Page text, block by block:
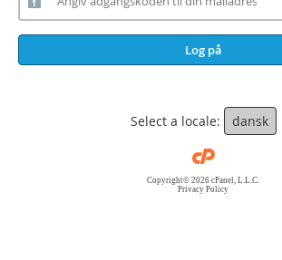
Log på
Select a locale: dansk
Copyright© 2026 cPanel, L.L.C.
Privacy Policy